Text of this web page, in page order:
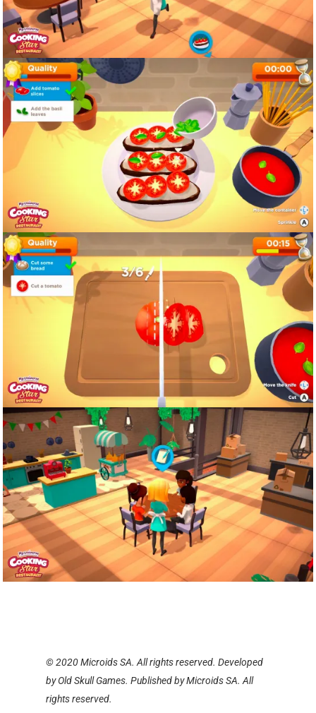
© 2020 Microids SA. All rights reserved. Developed
by Old Skull Games. Published by Microids SA. All
rights reserved.